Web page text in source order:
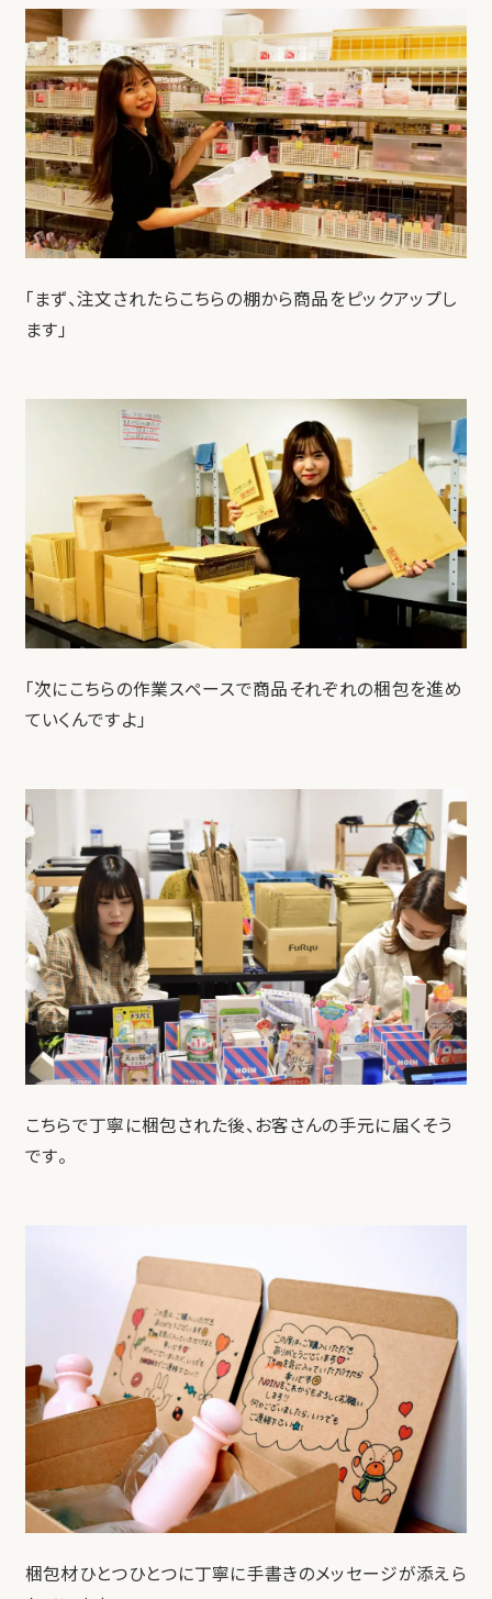
「まず、注文されたらこちらの棚から商品をピックアップし
ます」
「次にこちらの作業スペースで商品それぞれの梱包を進め
ていくんですよ」
こちらで丁寧に梱包された後、お客さんの手元に届くそう
です。
梱包材ひとつひとつに丁寧に手書きのメッセージが添えら